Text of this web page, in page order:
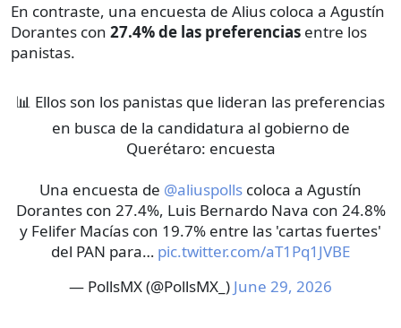
En contraste, una encuesta de Alius coloca a Agustín
Dorantes con 27.4% de las preferencias entre los
panistas.
📊 Ellos son los panistas que lideran las preferencias
en busca de la candidatura al gobierno de
Querétaro: encuesta
Una encuesta de @aliuspolls coloca a Agustín
Dorantes con 27.4%, Luis Bernardo Nava con 24.8%
y Felifer Macías con 19.7% entre las 'cartas fuertes'
del PAN para… pic.twitter.com/aT1Pq1JVBE
— PollsMX (@PollsMX_) June 29, 2026